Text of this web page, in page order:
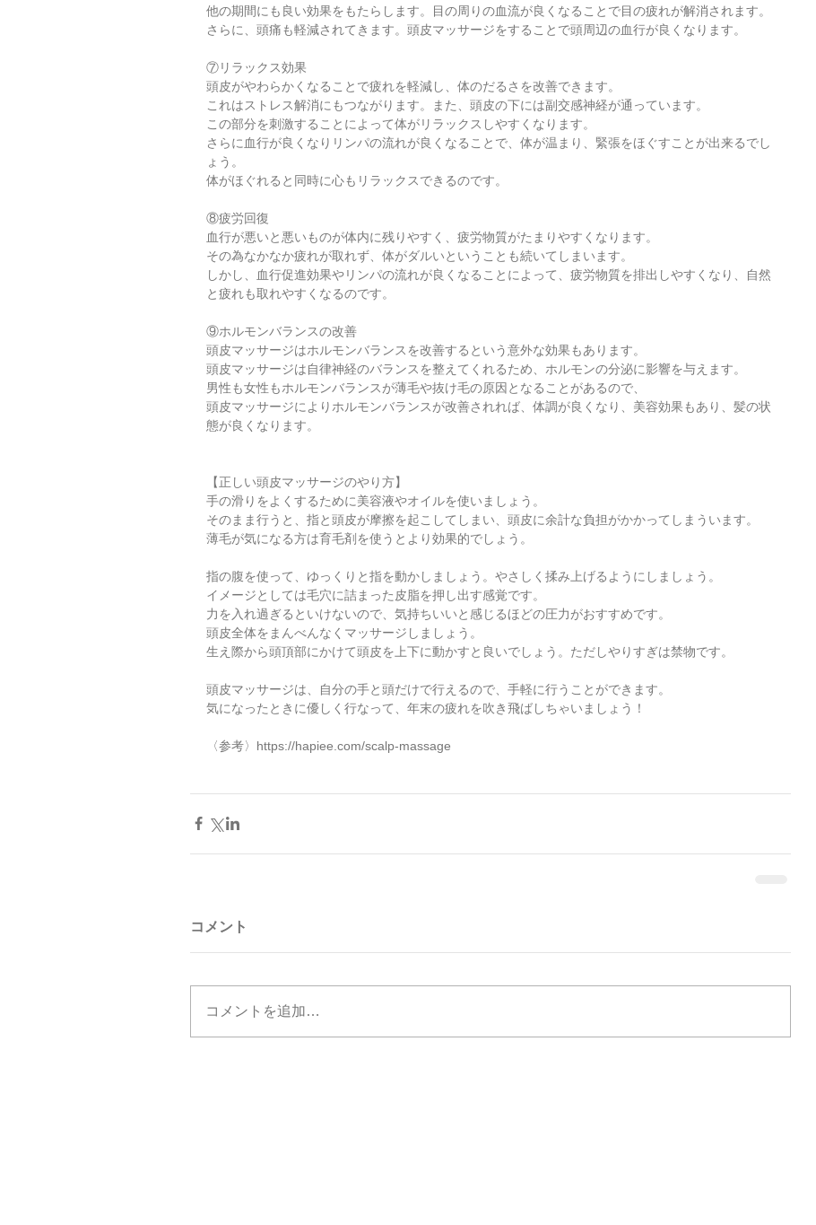
他の期間にも良い効果をもたらします。目の周りの血流が良くなることで目の疲れが解消されます。
さらに、頭痛も軽減されてきます。頭皮マッサージをすることで頭周辺の血行が良くなります。
⑦リラックス効果
頭皮がやわらかくなることで疲れを軽減し、体のだるさを改善できます。
これはストレス解消にもつながります。また、頭皮の下には副交感神経が通っています。
この部分を刺激することによって体がリラックスしやすくなります。
さらに血行が良くなりリンパの流れが良くなることで、体が温まり、緊張をほぐすことが出来るでし
ょう。
体がほぐれると同時に心もリラックスできるのです。
⑧疲労回復
血行が悪いと悪いものが体内に残りやすく、疲労物質がたまりやすくなります。
その為なかなか疲れが取れず、体がダルいということも続いてしまいます。
しかし、血行促進効果やリンパの流れが良くなることによって、疲労物質を排出しやすくなり、自然
と疲れも取れやすくなるのです。
⑨ホルモンバランスの改善
頭皮マッサージはホルモンバランスを改善するという意外な効果もあります。
頭皮マッサージは自律神経のバランスを整えてくれるため、ホルモンの分泌に影響を与えます。
男性も女性もホルモンバランスが薄毛や抜け毛の原因となることがあるので、
頭皮マッサージによりホルモンバランスが改善されれば、体調が良くなり、美容効果もあり、髪の状
態が良くなります。
【正しい頭皮マッサージのやり方】
手の滑りをよくするために美容液やオイルを使いましょう。
そのまま行うと、指と頭皮が摩擦を起こしてしまい、頭皮に余計な負担がかかってしまういます。
薄毛が気になる方は育毛剤を使うとより効果的でしょう。
指の腹を使って、ゆっくりと指を動かしましょう。やさしく揉み上げるようにしましょう。
イメージとしては毛穴に詰まった皮脂を押し出す感覚です。
力を入れ過ぎるといけないので、気持ちいいと感じるほどの圧力がおすすめです。
頭皮全体をまんべんなくマッサージしましょう。
生え際から頭頂部にかけて頭皮を上下に動かすと良いでしょう。ただしやりすぎは禁物です。
頭皮マッサージは、自分の手と頭だけで行えるので、手軽に行うことができます。
気になったときに優しく行なって、年末の疲れを吹き飛ばしちゃいましょう！
〈参考〉https://hapiee.com/scalp-massage
コメント
コメントを追加…